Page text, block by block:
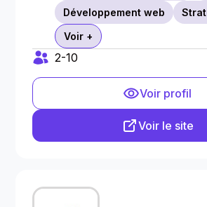
Développement web
Voir +
2-10
Voir profil
Voir le site